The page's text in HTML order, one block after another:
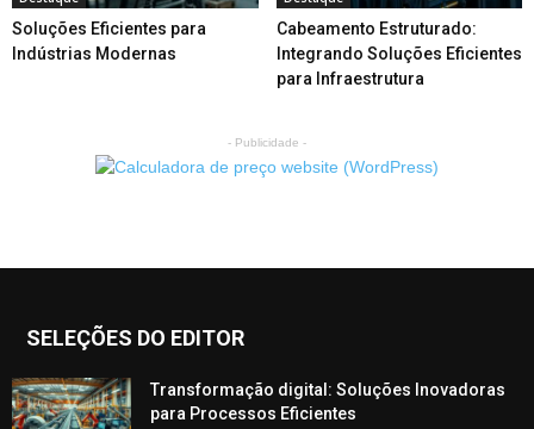
Soluções Eficientes para
Indústrias Modernas
Cabeamento Estruturado:
Integrando Soluções Eficientes
para Infraestrutura
- Publicidade -
SELEÇÕES DO EDITOR
Transformação digital: Soluções Inovadoras
para Processos Eficientes